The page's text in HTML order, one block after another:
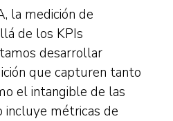
la medición de
de los KPIs
desarrollar
que capturen tanto
el intangible de las
incluye métricas de